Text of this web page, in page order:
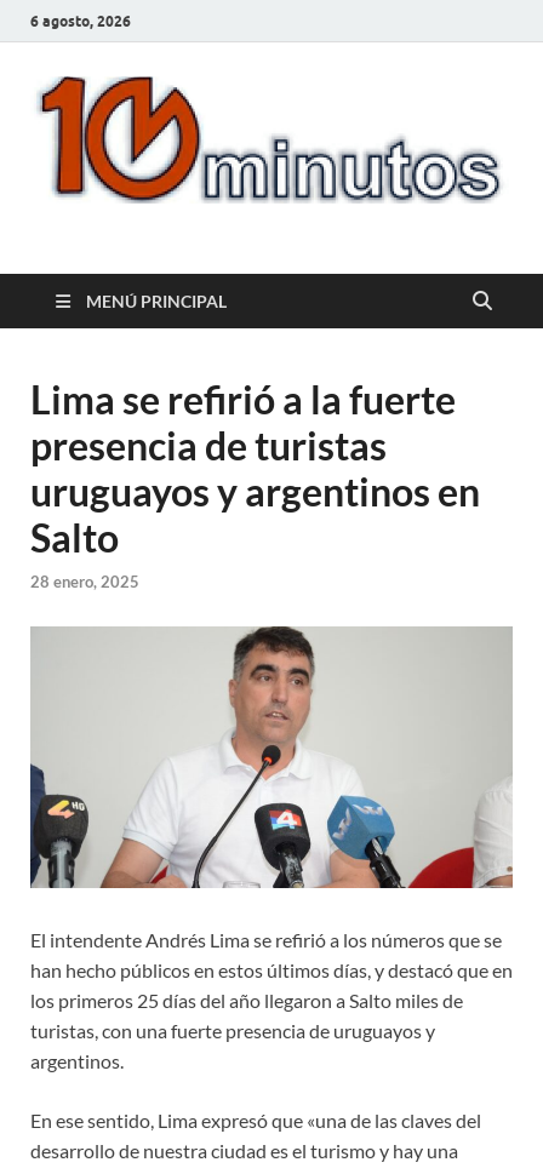
6 agosto, 2026
10minutos.com.uy
MENÚ PRINCIPAL
Lima se refirió a la fuerte
presencia de turistas
uruguayos y argentinos en
Salto
28 enero, 2025
El intendente Andrés Lima se refirió a los números que se
han hecho públicos en estos últimos días, y destacó que en
los primeros 25 días del año llegaron a Salto miles de
turistas, con una fuerte presencia de uruguayos y
argentinos.
En ese sentido, Lima expresó que «una de las claves del
desarrollo de nuestra ciudad es el turismo y hay una